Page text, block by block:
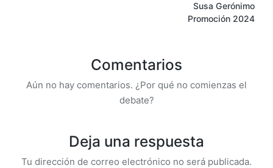
Susa Gerónimo
Promoción 2024
Comentarios
Aún no hay comentarios. ¿Por qué no comienzas el
debate?
Deja una respuesta
Tu dirección de correo electrónico no será publicada.